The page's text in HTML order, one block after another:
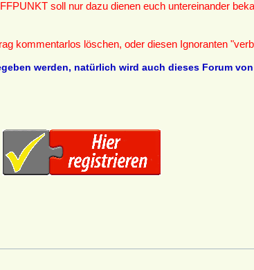
soll nur dazu dienen euch untereinander
kommentarlos löschen, oder diesen Ignoranten
werden, natürlich wird auch dieses Forum